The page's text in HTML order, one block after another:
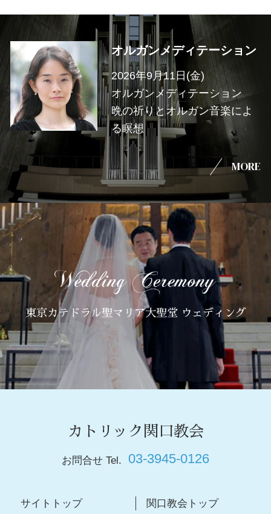
オルガンメディテーション
2026年9月11日(金)
オルガンメディテーション
晩の祈りとオルガン音楽によ
る瞑想
MORE
東京カテドラル聖マリア大聖堂 ウェディング
カトリック関口教会
お問合せ Tel. 03-3945-0126
サイトトップ 関口教会トップ